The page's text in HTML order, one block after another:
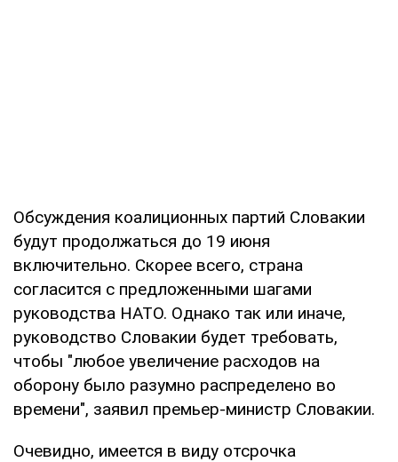
Обсуждения коалиционных партий Словакии
будут продолжаться до 19 июня
включительно. Скорее всего, страна
согласится с предложенными шагами
руководства НАТО. Однако так или иначе,
руководство Словакии будет требовать,
чтобы "любое увеличение расходов на
оборону было разумно распределено во
времени", заявил премьер-министр Словакии.
Очевидно, имеется в виду отсрочка